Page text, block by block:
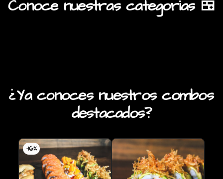
Conoce nuestras categorias 🍱
Mix family👪
¿Ya conoces nuestros combos
destacados?
-16%